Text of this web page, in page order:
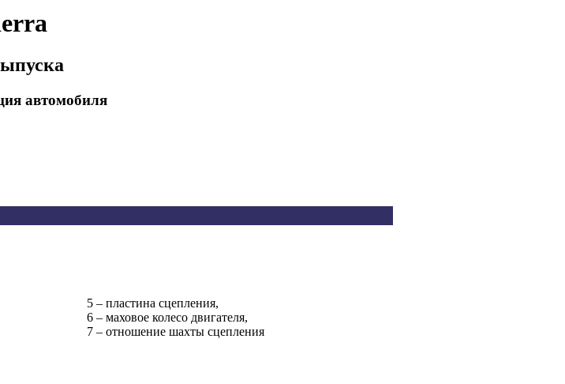
автомобиля
5 – пластина сцепления,
6 – маховое колесо двигателя,
7 – отношение шахты сцепления